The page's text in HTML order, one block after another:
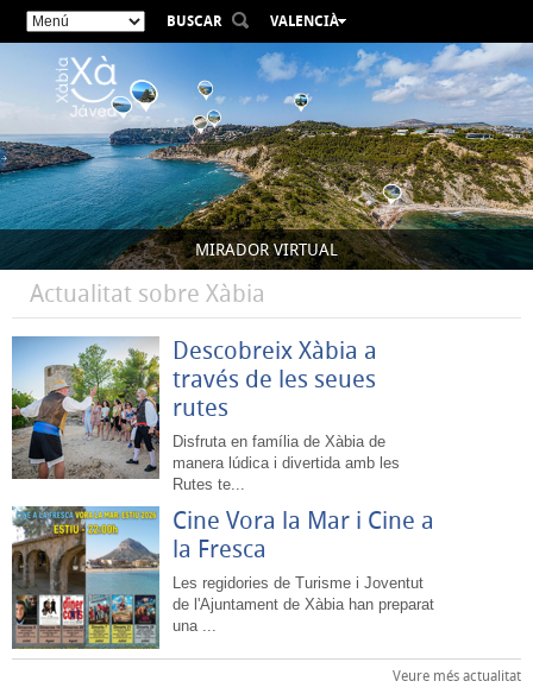
BUSCAR
VALENCIÀ
ESPAÑOL
ENGLISH
FRANÇAIS
DEUTSCH
РУССКИЙ
MIRADOR VIRTUAL
Actualitat sobre Xàbia
Descobreix Xàbia a
través de les seues
rutes
Disfruta en família de Xàbia de
manera lúdica i divertida amb les
Rutes te...
Cine Vora la Mar i Cine a
la Fresca
Les regidories de Turisme i Joventut
de l'Ajuntament de Xàbia han preparat
una ...
Veure més actualitat